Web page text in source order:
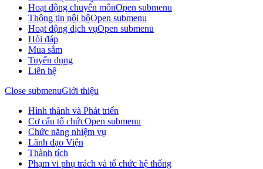
Hoạt động chuyên mônOpen submenu
Thông tin nội bộOpen submenu
Hoạt động dịch vụOpen submenu
Hỏi đáp
Mua sắm
Tuyển dụng
Liên hệ
Close submenuGiới thiệu
Hình thành và Phát triển
Cơ cấu tổ chứcOpen submenu
Chức năng nhiệm vụ
Lãnh đạo Viện
Thành tích
Phạm vi phụ trách và tổ chức hệ thống